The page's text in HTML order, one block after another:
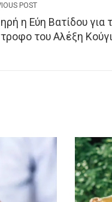
POST
η Εύη Βατίδου για
του Αλέξη